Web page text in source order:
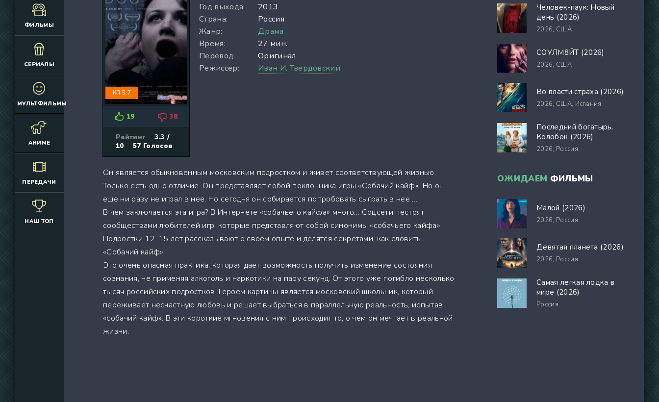
ФИЛЬМЫ
(12925)
(4392)
(6692)
(2645)
(2752)
(2164)
(10686)
(7063)
(3006)
(308)
(4415)
(3222)
(3576)
(576)
(34291)
(39129)
(737)
СЕРИАЛЫ
(3076)
(2166)
(660)
(1830)
(324)
(884)
(12174)
(335)
МУЛЬТФИЛЬМЫ
АНИМЕ
ПЕРЕДАЧИ
НАШ ТОП
КП 5.7
19 38
Рейтинг
3.3 /
10
57 Голосов
Год выхода:
2013
Страна:
Россия
Жанр:
Драма
Время:
27 мин.
Перевод:
Оригинал
Режиссер:
Иван И. Твердовский
Он является обыкновенным московским подростком и живет соответствующей жизнью.
Только есть одно отличие. Он представляет собой поклонника игры «Собачий кайф». Но он
еще ни разу не играл в нее. Но сегодня он собирается попробовать сыграть в нее …
В чем заключается эта игра? В Интернете «собачьего кайфа» много… Соцсети пестрят
сообществами любителей игр, которые представляют собой синонимы «собачьего кайфа».
Подростки 12-15 лет рассказывают о своем опыте и делятся секретами, как словить
«Собачий кайф».
Это очень опасная практика, которая дает возможность получить изменение состояния
сознания, не применяя алкоголь и наркотики на пару секунд. От этого уже погибло несколько
тысяч российских подростков. Героем картины является московский школьник, который
переживает несчастную любовь и решает выбраться в параллельную реальность, испытав
«собачий кайф». В эти короткие мгновения с ним происходит то, о чем он мечтает в реальной
жизни.
Человек-паук: Новый
день (2026)
2026, США
СОУЛМ8ЙТ (2026)
2026, США
Во власти страха (2026)
2026, США, Испания
Последний богатырь.
Колобок (2026)
2026, Россия
ОЖИДАЕМ ФИЛЬМЫ
Малой (2026)
2026, Россия
Девятая планета (2026)
2026, Россия
Самая легкая лодка в
мире (2026)
Россия